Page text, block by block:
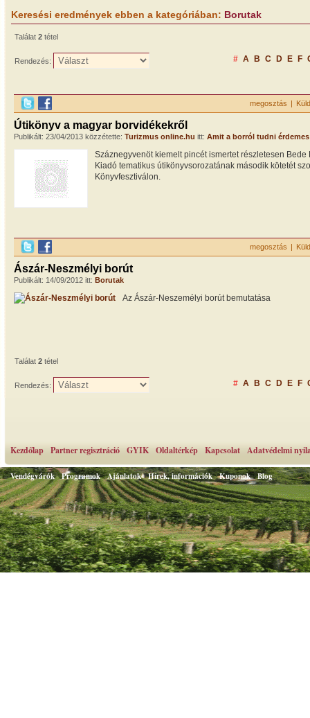
Keresési eredmények ebben a kategóriában: Borutak
Találat 2 tétel
Rendezés: # A B C D E F
megosztás |
Útikönyv a magyar borvidékekről
Publikált: 23/04/2013 közzétette: Turizmus online.hu itt: Amit a borról tudni érdemes
Száznegyvenöt kiemelt pincét ismertet részletesen
Kiadó tematikus útikönyvsorozatának második kötetét
Könyvfesztiválon.
megosztás |
Ászár-Neszmélyi borút
Publikált: 14/09/2012 itt: Borutak
Az Ászár-Neszemélyi borút bemutatása
Találat 2 tétel
Rendezés: # A B C D E F
Kezdőlap Partner regisztráció GYIK Oldaltérkép Kapcsolat Adatvédelmi
Vendégvárók Programok Ajánlatok Hírek, információk Kuponok Blog